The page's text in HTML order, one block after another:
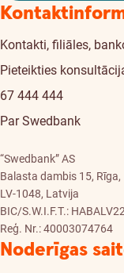
Kontakti, filiāles,
Pieteikties
67 444 444
Par Swedbank
“Swedbank” AS
Balasta dambis 15, Rīga,
LV-1048, Latvija
BIC/S.W.I.F.T.: HABALV22
Reģ. Nr.: 40003074764
Noderīgas